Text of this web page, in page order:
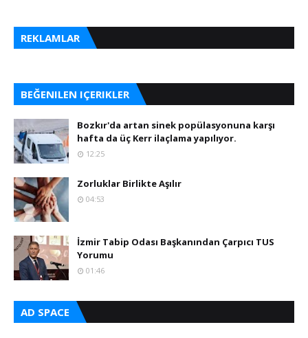
REKLAMLAR
BEĞENILEN IÇERIKLER
Bozkır'da artan sinek popülasyonuna karşı
hafta da üç Kerr ilaçlama yapılıyor.
12:25
Zorluklar Birlikte Aşılır
04:53
İzmir Tabip Odası Başkanından Çarpıcı TUS
Yorumu
01:46
AD SPACE